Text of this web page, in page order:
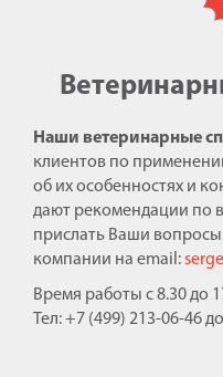
Наши ветеринарные
клиентов по
об их особенностях и
дают рекомендации по
прислать Ваши
компании на email:
Время работы с 8.30 до
Тел: +7 (499) 213-06-46